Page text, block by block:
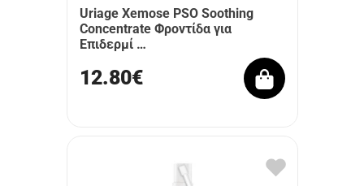
Uriage Xemose PSO Soothing
Concentrate Φροντίδα για
Επιδερμί …
12.80€